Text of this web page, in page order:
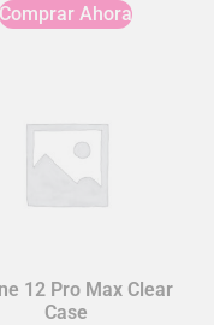
Comprar Ahora
12 Pro Max Clear
Case